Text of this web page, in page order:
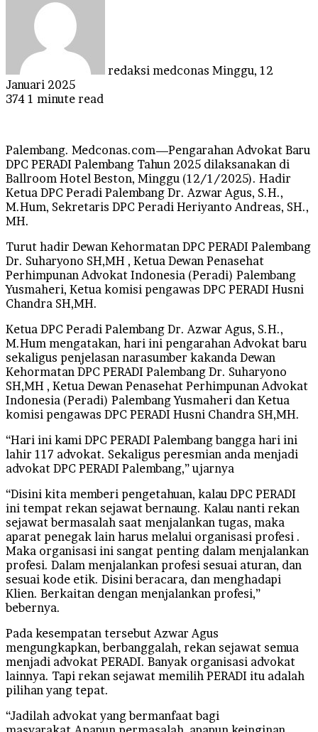
redaksi medconas Minggu, 12
Januari 2025
374 1 minute read
Palembang. Medconas.com—Pengarahan Advokat Baru
DPC PERADI Palembang Tahun 2025 dilaksanakan di
Ballroom Hotel Beston, Minggu (12/1/2025). Hadir
Ketua DPC Peradi Palembang Dr. Azwar Agus, S.H.,
M.Hum, Sekretaris DPC Peradi Heriyanto Andreas, SH.,
MH.
Turut hadir Dewan Kehormatan DPC PERADI Palembang
Dr. Suharyono SH,MH , Ketua Dewan Penasehat
Perhimpunan Advokat Indonesia (Peradi) Palembang
Yusmaheri, Ketua komisi pengawas DPC PERADI Husni
Chandra SH,MH.
Ketua DPC Peradi Palembang Dr. Azwar Agus, S.H.,
M.Hum mengatakan, hari ini pengarahan Advokat baru
sekaligus penjelasan narasumber kakanda Dewan
Kehormatan DPC PERADI Palembang Dr. Suharyono
SH,MH , Ketua Dewan Penasehat Perhimpunan Advokat
Indonesia (Peradi) Palembang Yusmaheri dan Ketua
komisi pengawas DPC PERADI Husni Chandra SH,MH.
“Hari ini kami DPC PERADI Palembang bangga hari ini
lahir 117 advokat. Sekaligus peresmian anda menjadi
advokat DPC PERADI Palembang,” ujarnya
“Disini kita memberi pengetahuan, kalau DPC PERADI
ini tempat rekan sejawat bernaung. Kalau nanti rekan
sejawat bermasalah saat menjalankan tugas, maka
aparat penegak lain harus melalui organisasi profesi .
Maka organisasi ini sangat penting dalam menjalankan
profesi. Dalam menjalankan profesi sesuai aturan, dan
sesuai kode etik. Disini beracara, dan menghadapi
Klien. Berkaitan dengan menjalankan profesi,”
bebernya.
Pada kesempatan tersebut Azwar Agus
mengungkapkan, berbanggalah, rekan sejawat semua
menjadi advokat PERADI. Banyak organisasi advokat
lainnya. Tapi rekan sejawat memilih PERADI itu adalah
pilihan yang tepat.
“Jadilah advokat yang bermanfaat bagi